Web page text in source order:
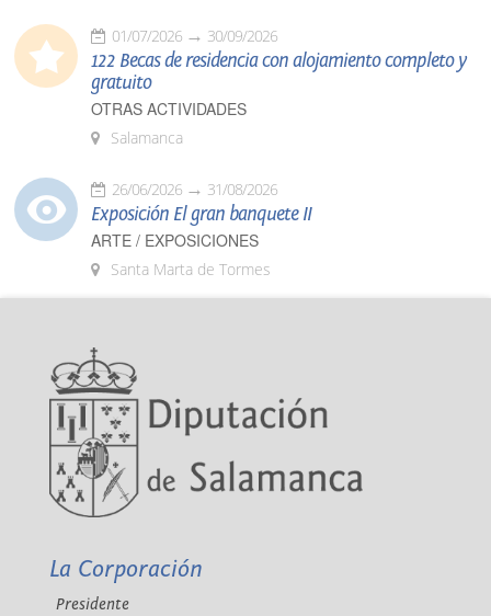
01/07/2026 30/09/2026
122 Becas de residencia con alojamiento completo y
gratuito
OTRAS ACTIVIDADES
Salamanca
26/06/2026 31/08/2026
Exposición El gran banquete II
ARTE / EXPOSICIONES
Santa Marta de Tormes
La Corporación
Presidente